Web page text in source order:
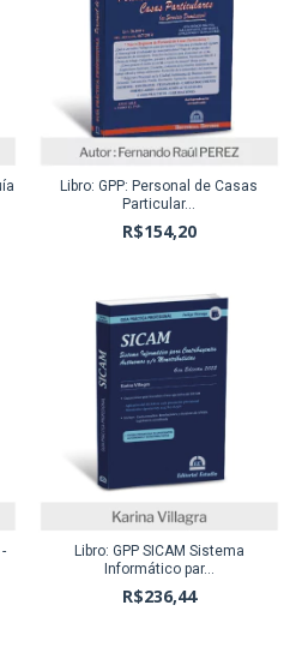
Libro: GPP: Personal de Casas
Particular...
R$154,20
Libro: GPP SICAM Sistema
Informático par...
R$236,44